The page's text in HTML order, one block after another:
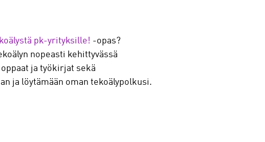
pk-yrityksille! -opas?
nopeasti kehittyvässä
ja työkirjat sekä
ja löytämään oman tekoälypolkusi.